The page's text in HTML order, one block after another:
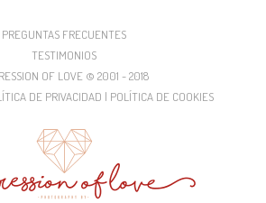
PREGUNTAS FRECUENTES
TESTIMONIOS
OF LOVE © 2001 - 2018
DE PRIVACIDAD | POLÍTICA DE COOKIES